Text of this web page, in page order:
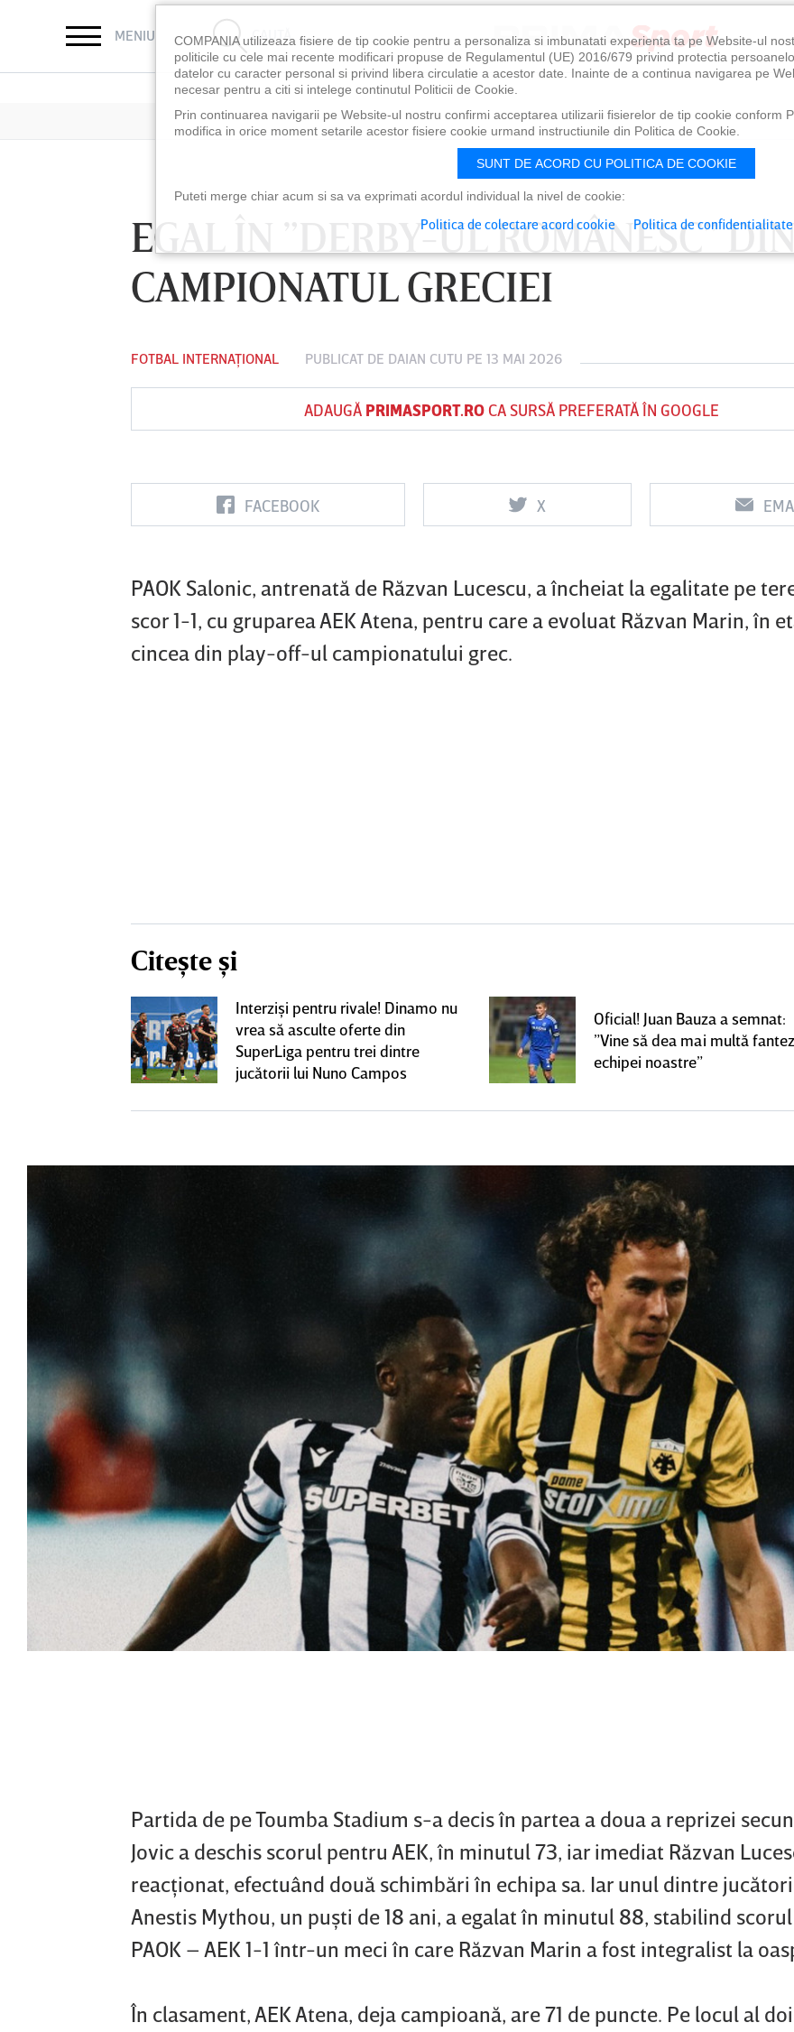
MENIU CAUTĂ
EGAL ÎN ”DERBY-UL ROMÂNESC” DIN
CAMPIONATUL GRECIEI
FOTBAL INTERNAȚIONAL PUBLICAT DE DAIAN CUTU PE 13 MAI 2026
ADAUGĂ PRIMASPORT.ROCA SURSĂ PREFERATĂ ÎN GOOGLE
FACEBOOK X
PAOK Salonic, antrenată de Răzvan Lucescu, a încheiat la egalitate pe
scor 1-1, cu gruparea AEK Atena, pentru care a evoluat Răzvan Marin, în
cincea din play-off-ul campionatului grec.
Citește și
Interzişi pentru rivale! Dinamo nu
vrea să asculte oferte din
SuperLiga pentru trei dintre
jucătorii lui Nuno Campos
Oficial! Juan Bauza a semnat:
”Vine să dea mai multă
echipei noastre”
Partida de pe Toumba Stadium s-a decis în partea a doua a reprizei
Jovic a deschis scorul pentru AEK, în minutul 73, iar imediat Răzvan
reacţionat, efectuând două schimbări în echipa sa. Iar unul dintre
Anestis Mythou, un puşti de 18 ani, a egalat în minutul 88, stabilind
PAOK – AEK 1-1 într-un meci în care Răzvan Marin a fost integralist la
În clasament, AEK Atena, deja campioană, are 71 de puncte. Pe locul al
LUNI 10 AUG, 18:30
Vs
LUNI 10 AUG, 21:30
Vs
VINERI 07 AUG, 21:00
Vs
COMPANIA utilizeaza fisiere de tip cookie pentru a personaliza si imbunatati experienta ta pe Website-ul
politicile cu cele mai recente modificari propuse de Regulamentul (UE) 2016/679 privind protectia
datelor cu caracter personal si privind libera circulatie a acestor date. Inainte de a continua navigarea pe
necesar pentru a citi si intelege continutul Politicii de Cookie.
Prin continuarea navigarii pe Website-ul nostru confirmi acceptarea utilizarii fisierelor de tip cookie conform
modifica in orice moment setarile acestor fisiere cookie urmand instructiunile din Politica de Cookie.
SUNT DE ACORD CU POLITICA DE COOKIE
Puteti merge chiar acum si sa va exprimati acordul individual la nivel de cookie:
Politica de colectare acord cookie Politica de confidentialitate